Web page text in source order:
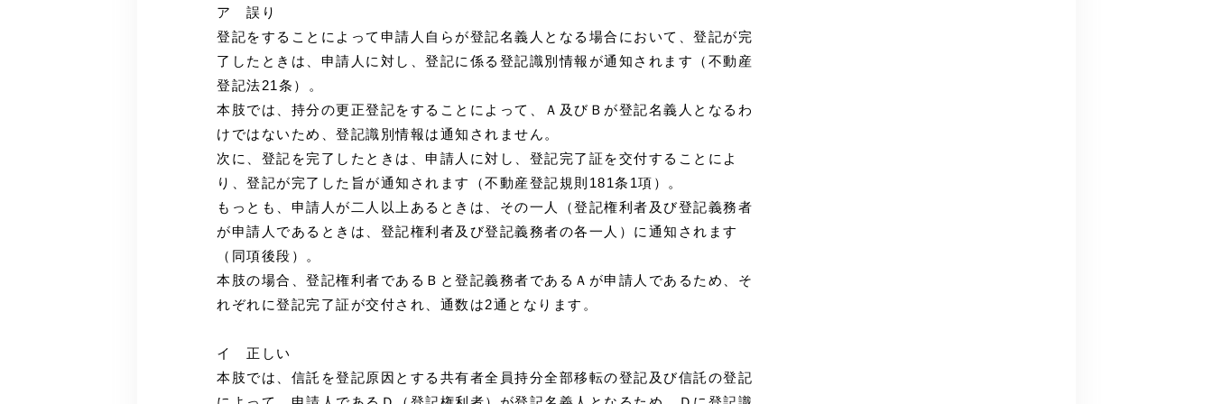
ア 誤り
登記をすることによって申請人自らが登記名義人となる場合において、登記が完
了したときは、申請人に対し、登記に係る登記識別情報が通知されます（不動産
登記法21条）。
本肢では、持分の更正登記をすることによって、Ａ及びＢが登記名義人となるわ
けではないため、登記識別情報は通知されません。
次に、登記を完了したときは、申請人に対し、登記完了証を交付することによ
り、登記が完了した旨が通知されます（不動産登記規則181条1項）。
もっとも、申請人が二人以上あるときは、その一人（登記権利者及び登記義務者
が申請人であるときは、登記権利者及び登記義務者の各一人）に通知されます
（同項後段）。
本肢の場合、登記権利者であるＢと登記義務者であるＡが申請人であるため、そ
れぞれに登記完了証が交付され、通数は2通となります。
イ 正しい
本肢では、信託を登記原因とする共有者全員持分全部移転の登記及び信託の登記